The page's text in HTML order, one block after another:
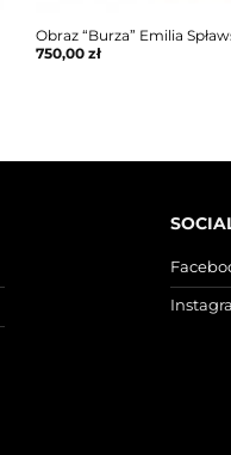
Obraz “Burza” Emilia
750,00zł